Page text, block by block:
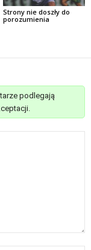
Strony nie doszły do
porozumienia
podlegają